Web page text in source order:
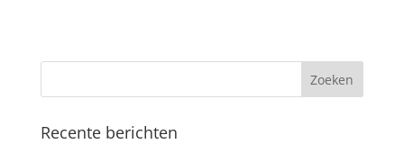
Recente berichten